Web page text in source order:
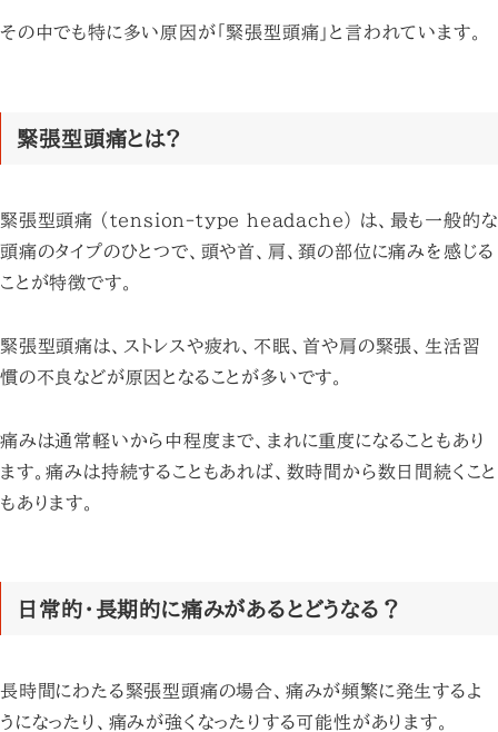
その中でも特に多い原因が「緊張型頭痛」と言われています。
緊張型頭痛とは?
緊張型頭痛 (tension-type headache) は、最も一般的な
頭痛のタイプのひとつで、頭や首、肩、頚の部位に痛みを感じる
ことが特徴です。
緊張型頭痛は、ストレスや疲れ、不眠、首や肩の緊張、生活習
慣の不良などが原因となることが多いです。
痛みは通常軽いから中程度まで、まれに重度になることもあり
ます。痛みは持続することもあれば、数時間から数日間続くこと
もあります。
日常的・長期的に痛みがあるとどうなる？
長時間にわたる緊張型頭痛の場合、痛みが頻繁に発生するよ
うになったり、痛みが強くなったりする可能性があります。